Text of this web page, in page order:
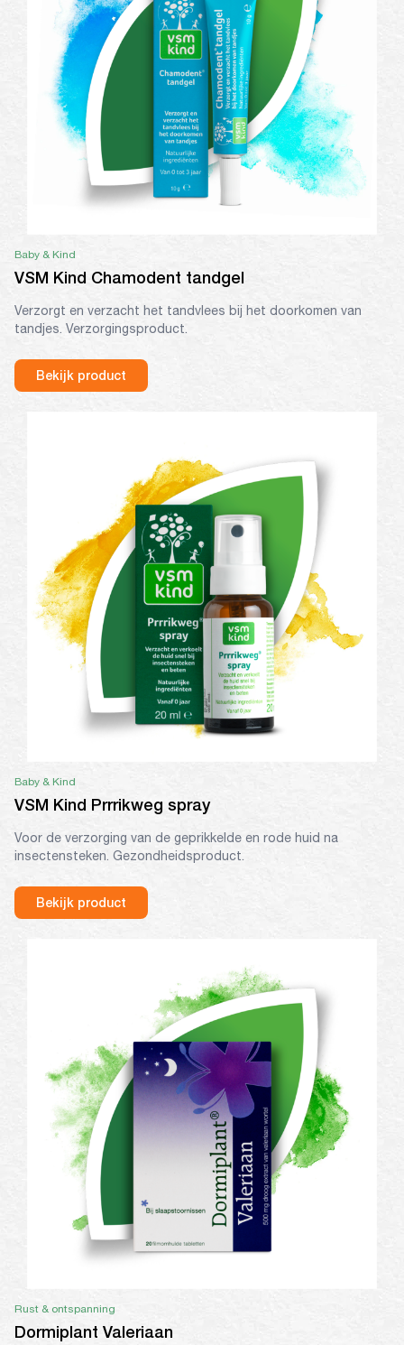
Baby & Kind
VSM Kind Chamodent tandgel
Verzorgt en verzacht het tandvlees bij het doorkomen van
tandjes. Verzorgingsproduct.
Bekijk product
Baby & Kind
VSM Kind Prrrikweg spray
Voor de verzorging van de geprikkelde en rode huid na
insectensteken. Gezondheidsproduct.
Bekijk product
Rust & ontspanning
Dormiplant Valeriaan